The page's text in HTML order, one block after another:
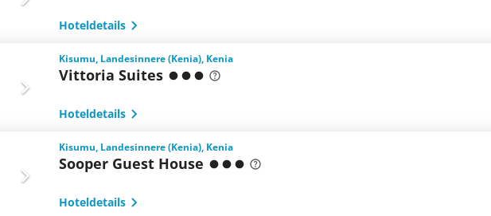
Hoteldetails
Kisumu, Landesinnere (Kenia), Kenia
Vittoria Suites
Hoteldetails
Kisumu, Landesinnere (Kenia), Kenia
Sooper Guest House
Hoteldetails